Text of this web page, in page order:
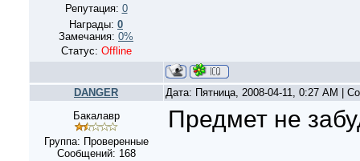
Репутация: 0
Награды: 0
Замечания: 0%
Статус: Offline
DANGER
Дата: Пятница, 2008-04-11, 0:27 AM |
Бакалавр
Группа: Проверенные
Сообщений: 168
Предмет не